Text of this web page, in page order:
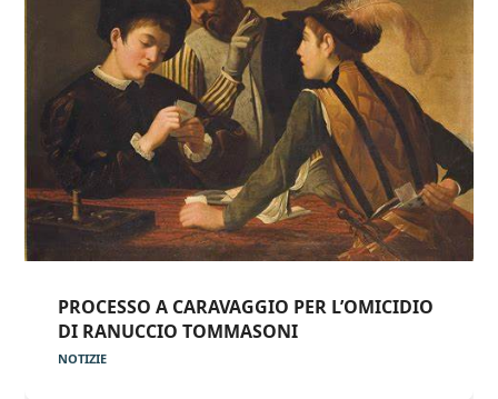
PROCESSO A CARAVAGGIO PER L’OMICIDIO
DI RANUCCIO TOMMASONI
NOTIZIE